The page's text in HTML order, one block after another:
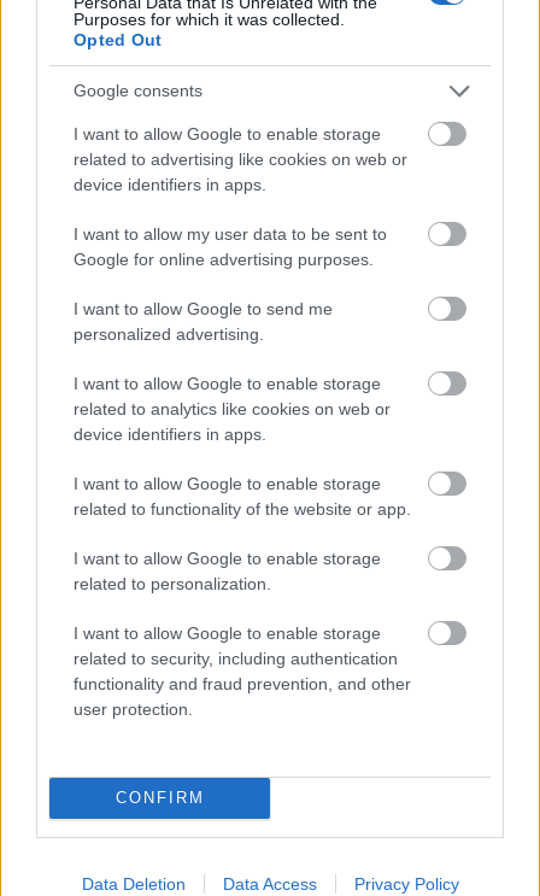
Purposes for which it was collected.
Opted Out
Google consents
I want to allow Google to enable storage
related to advertising like cookies on web or
device identifiers in apps.
I want to allow my user data to be sent to
Google for online advertising purposes.
I want to allow Google to send me
personalized advertising.
I want to allow Google to enable storage
related to analytics like cookies on web or
device identifiers in apps.
I want to allow Google to enable storage
related to functionality of the website or app.
I want to allow Google to enable storage
related to personalization.
I want to allow Google to enable storage
related to security, including authentication
functionality and fraud prevention, and other
user protection.
CONFIRM
Data Deletion Data Access Privacy Policy
Alig akartuk elhinni, mit válaszoltak – ha igazat
mondanak,…
Hiteles vezetők nem utaznak a
félelemre
Társaság a Szabadságjogokért•2017. május 02.
Két éve a magánszféra és az adatvédelem is kapott
egy ENSZ biztost (special rapporteur) akinek -
többek között - az a feladata, hogy évente
beszámoljon az Emberi Jogi Tanácsnak az általa
nyilvánosságra…